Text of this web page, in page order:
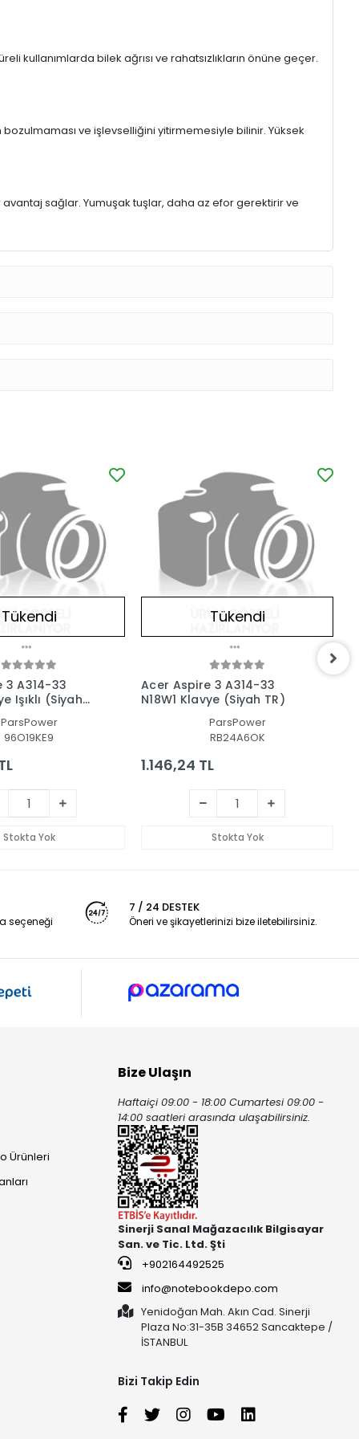
kullanımlarda bilek ağrısı ve rahatsızlıkların önüne geçer.
ve işlevselliğini yitirmemesiyle bilinir. Yüksek
avantaj sağlar. Yumuşak tuşlar, daha az efor gerektirir ve
Tükendi
3 A314-33
Işıklı (Siyah
ParsPower
96O19KE9
Stokta Yok
Tükendi
Acer Aspire 3 A314-33
N18W1 Klavye (Siyah TR)
ParsPower
RB24A6OK
1.146,24 TL
Stokta Yok
seçeneği
7 / 24 DESTEK
Öneri ve şikayetlerinizi bize iletebilirsiniz.
Ürünleri
Bize Ulaşın
Haftaiçi 09:00 - 18:00 Cumartesi 09:00 -
14:00 saatleri arasında ulaşabilirsiniz.
Sinerji Sanal Mağazacılık Bilgisayar
San. ve Tic. Ltd. Şti
+902164492525
info@notebookdepo.com
Yenidoğan Mah. Akın Cad. Sinerji
Plaza No:31-35B 34652 Sancaktepe /
İSTANBUL
Bizi Takip Edin